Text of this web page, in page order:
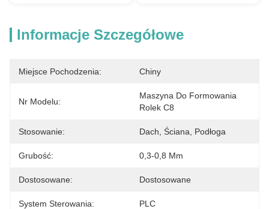
Informacje Szczegółowe
Miejsce Pochodzenia: Chiny
Nr Modelu:
Maszyna Do Formowania
Rolek C8
Stosowanie: Dach, Ściana, Podłoga
Grubość: 0,3-0,8 Mm
Dostosowane: Dostosowane
System Sterowania: PLC